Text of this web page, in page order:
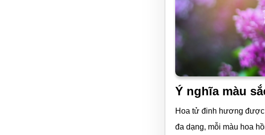
Ý nghĩa màu
Hoa tử đinh hương
đa dạng, mỗi màu hoa